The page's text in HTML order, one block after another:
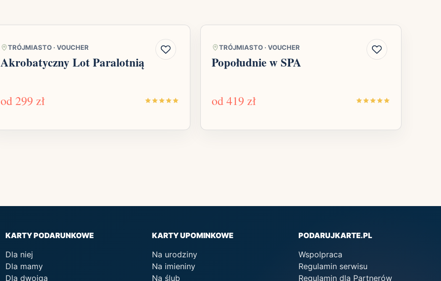
TRÓJMIASTO · VOUCHER
Akrobatyczny Lot Paralotnią
od 299 zł
TRÓJMIASTO · VOUCHER
Popołudnie w SPA
od419 zł
KARTY PODARUNKOWE
Dla niej
Dla mamy
Dla dwojga
KARTY UPOMINKOWE
Na urodziny
Na imieniny
Na ślub
PODARUJKARTE.PL
Wspolpraca
Regulamin serwisu
Regulamin dla Partnerów